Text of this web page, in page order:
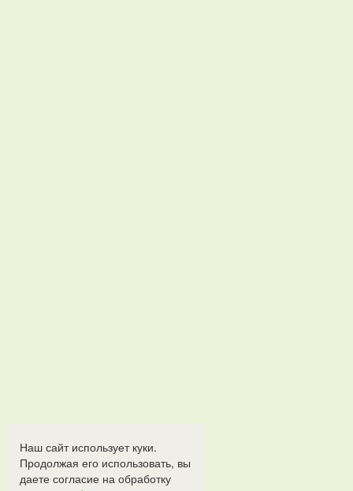
Наш сайт использует куки.
Продолжая его использовать, вы
даете согласие на обработку